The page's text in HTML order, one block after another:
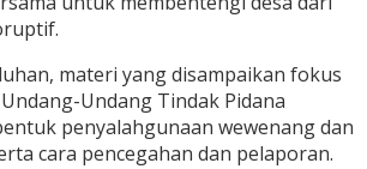
materi yang disampaikan fokus
Undang Tindak Pidana
penyalahgunaan wewenang dan
cara pencegahan dan pelaporan.